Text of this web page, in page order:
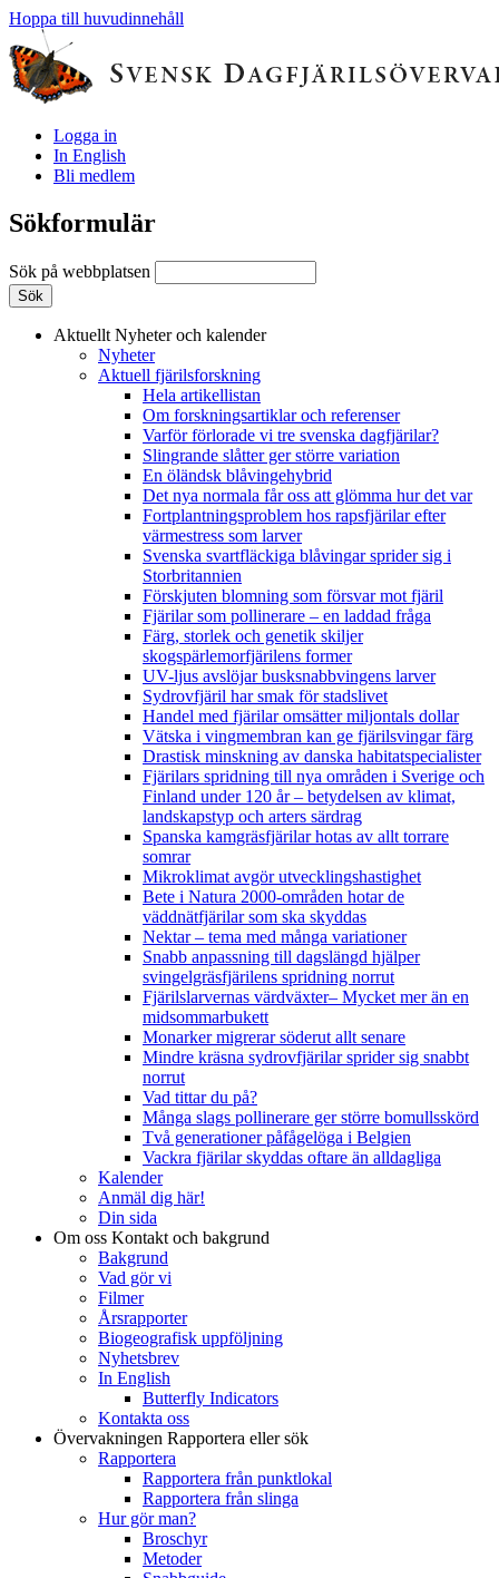
Hoppa till huvudinnehåll
Logga in
In English
Bli medlem
Sökformulär
Sök på webbplatsen
Aktuellt Nyheter och kalender
Nyheter
Aktuell fjärilsforskning
Hela artikellistan
Om forskningsartiklar och referenser
Varför förlorade vi tre svenska dagfjärilar?
Slingrande slåtter ger större variation
En öländsk blåvingehybrid
Det nya normala får oss att glömma hur det var
Fortplantningsproblem hos rapsfjärilar efter
värmestress som larver
Svenska svartfläckiga blåvingar sprider sig i
Storbritannien
Förskjuten blomning som försvar mot fjäril
Fjärilar som pollinerare – en laddad fråga
Färg, storlek och genetik skiljer
skogspärlemorfjärilens former
UV-ljus avslöjar busksnabbvingens larver
Sydrovfjäril har smak för stadslivet
Handel med fjärilar omsätter miljontals dollar
Vätska i vingmembran kan ge fjärilsvingar färg
Drastisk minskning av danska habitatspecialister
Fjärilars spridning till nya områden i Sverige och
Finland under 120 år– betydelsen av klimat,
landskapstyp och arters särdrag
Spanska kamgräsfjärilar hotas av allt torrare
somrar
Mikroklimat avgör utvecklingshastighet
Bete i Natura 2000-områden hotar de
väddnätfjärilar som ska skyddas
Nektar – tema med många variationer
Snabb anpassning till dagslängd hjälper
svingelgräsfjärilens spridning norrut
Fjärilslarvernas värdväxter– Mycket mer än en
midsommarbukett
Monarker migrerar söderut allt senare
Mindre kräsna sydrovfjärilar sprider sig snabbt
norrut
Vad tittar du på?
Många slags pollinerare ger större bomullsskörd
Två generationer påfågelöga i Belgien
Vackra fjärilar skyddas oftare än alldagliga
Kalender
Anmäl dig här!
Din sida
Om oss Kontakt och bakgrund
Bakgrund
Vad gör vi
Filmer
Årsrapporter
Biogeografisk uppföljning
Nyhetsbrev
In English
Butterfly Indicators
Kontakta oss
Övervakningen Rapportera eller sök
Rapportera
Rapportera från punktlokal
Rapportera från slinga
Hur gör man?
Broschyr
Metoder